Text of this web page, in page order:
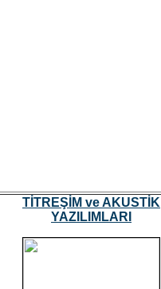
TİTREŞİM ve AKUSTİK
YAZILIMLARI